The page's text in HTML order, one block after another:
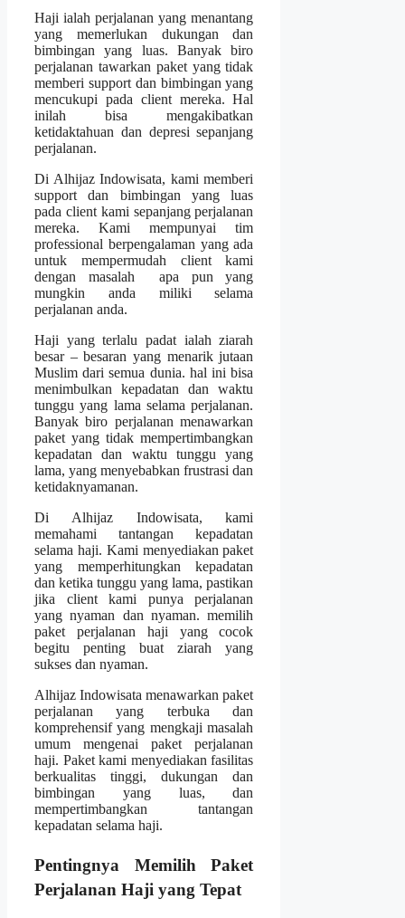
Haji ialah perjalanan yang menantang
yang memerlukan dukungan dan
bimbingan yang luas. Banyak biro
perjalanan tawarkan paket yang tidak
memberi support dan bimbingan yang
mencukupi pada client mereka. Hal
inilah bisa mengakibatkan
ketidaktahuan dan depresi sepanjang
perjalanan.
Di Alhijaz Indowisata, kami memberi
support dan bimbingan yang luas
pada client kami sepanjang perjalanan
mereka. Kami mempunyai tim
professional berpengalaman yang ada
untuk mempermudah client kami
dengan masalah apa pun yang
mungkin anda miliki selama
perjalanan anda.
Haji yang terlalu padat ialah ziarah
besar – besaran yang menarik jutaan
Muslim dari semua dunia. hal ini bisa
menimbulkan kepadatan dan waktu
tunggu yang lama selama perjalanan.
Banyak biro perjalanan menawarkan
paket yang tidak mempertimbangkan
kepadatan dan waktu tunggu yang
lama, yang menyebabkan frustrasi dan
ketidaknyamanan.
Di Alhijaz Indowisata, kami
memahami tantangan kepadatan
selama haji. Kami menyediakan paket
yang memperhitungkan kepadatan
dan ketika tunggu yang lama, pastikan
jika client kami punya perjalanan
yang nyaman dan nyaman. memilih
paket perjalanan haji yang cocok
begitu penting buat ziarah yang
sukses dan nyaman.
Alhijaz Indowisata menawarkan paket
perjalanan yang terbuka dan
komprehensif yang mengkaji masalah
umum mengenai paket perjalanan
haji. Paket kami menyediakan fasilitas
berkualitas tinggi, dukungan dan
bimbingan yang luas, dan
mempertimbangkan tantangan
kepadatan selama haji.
Pentingnya Memilih Paket
Perjalanan Haji yang Tepat